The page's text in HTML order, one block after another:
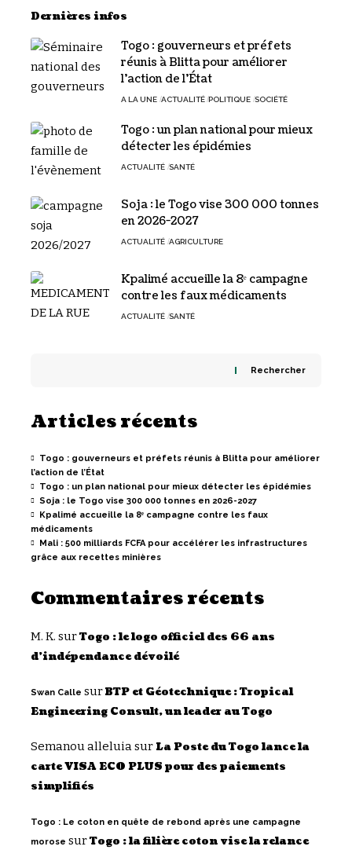
Dernières infos
Togo : gouverneurs et préfets
réunis à Blitta pour améliorer
l’action de l’État
A LA UNE ACTUALITÉ POLITIQUE SOCIÉTÉ
Togo : un plan national pour mieux
détecter les épidémies
ACTUALITÉ SANTÉ
Soja : le Togo vise 300 000 tonnes
en 2026-2027
ACTUALITÉ AGRICULTURE
Kpalimé accueille la 8ᵉ campagne
contre les faux médicaments
ACTUALITÉ SANTÉ
Rechercher
Articles récents
Togo : gouverneurs et préfets réunis à Blitta pour améliorer
l’action de l’État
Togo : un plan national pour mieux détecter les épidémies
Soja : le Togo vise 300 000 tonnes en 2026-2027
Kpalimé accueille la 8ᵉ campagne contre les faux
médicaments
Mali : 500 milliards FCFA pour accélérer les infrastructures
grâce aux recettes minières
Commentaires récents
M. K. surTogo : le logo officiel des 66 ans
d’indépendance dévoilé
Swan Calle surBTP et Géotechnique : Tropical
Engineering Consult, un leader au Togo
Semanou alleluiasurLa Poste du Togo lance la
carte VISA ECO PLUS pour des paiements
simplifiés
Togo : Le coton en quête de rebond après une campagne
morose surTogo : la filière coton vise la relance